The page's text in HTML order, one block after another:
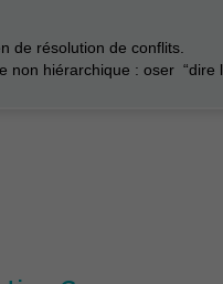
de résolution de conflits.
non hiérarchique : oser “dire